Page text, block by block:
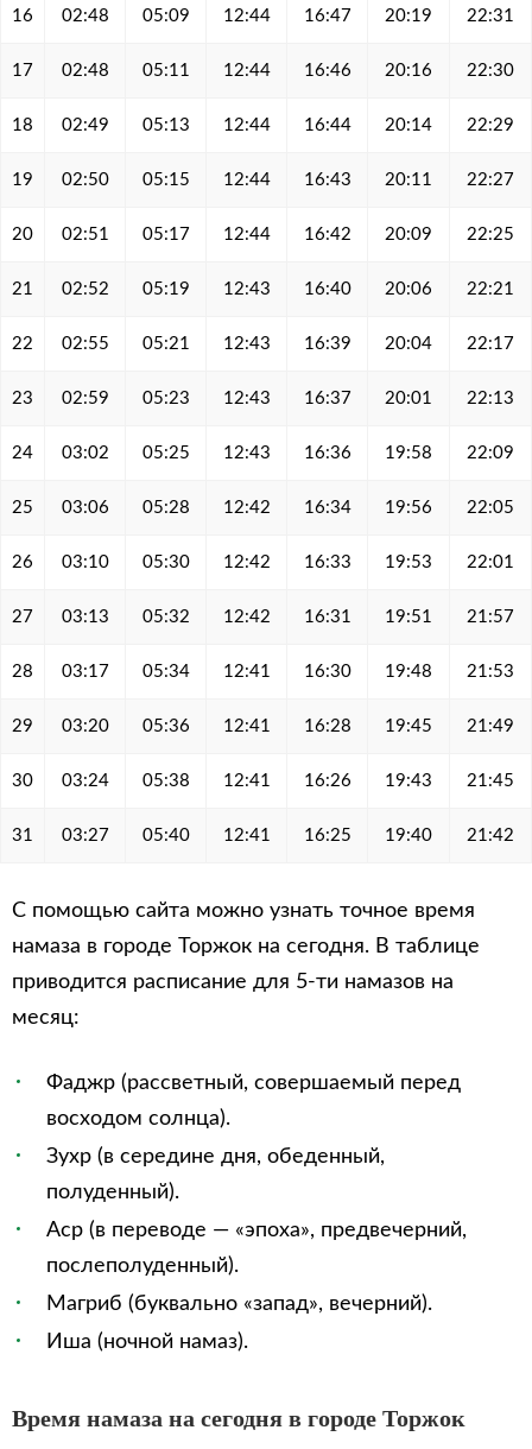
16 02:48 05:09 12:44 16:47 20:19 22:31
17 02:48 05:11 12:44 16:46 20:16 22:30
18 02:49 05:13 12:44 16:44 20:14 22:29
19 02:50 05:15 12:44 16:43 20:11 22:27
20 02:51 05:17 12:44 16:42 20:09 22:25
21 02:52 05:19 12:43 16:40 20:06 22:21
22 02:55 05:21 12:43 16:39 20:04 22:17
23 02:59 05:23 12:43 16:37 20:01 22:13
24 03:02 05:25 12:43 16:36 19:58 22:09
25 03:06 05:28 12:42 16:34 19:56 22:05
26 03:10 05:30 12:42 16:33 19:53 22:01
27 03:13 05:32 12:42 16:31 19:51 21:57
28 03:17 05:34 12:41 16:30 19:48 21:53
29 03:20 05:36 12:41 16:28 19:45 21:49
30 03:24 05:38 12:41 16:26 19:43 21:45
31 03:27 05:40 12:41 16:25 19:40 21:42
С помощью сайта можно узнать точное время
намаза в городе Торжок на сегодня. В таблице
приводится расписание для 5-ти намазов на
месяц:
Фаджр (рассветный, совершаемый перед
восходом солнца).
Зухр (в середине дня, обеденный,
полуденный).
Аср (в переводе — «эпоха», предвечерний,
послеполуденный).
Магриб (буквально «запад», вечерний).
Иша (ночной намаз).
Время намаза на сегодня в городе Торжок